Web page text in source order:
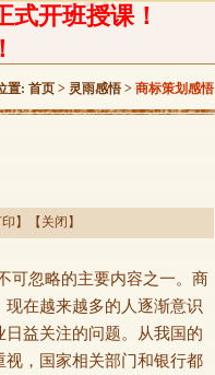
式开班授课！
置: 首页 > 灵雨感悟 > 商标策划感悟
】【 关闭 】
可忽略的主要内容之一。商
在越来越多的人逐渐意识
益关注的问题。从我国的
，国家相关部门和银行都